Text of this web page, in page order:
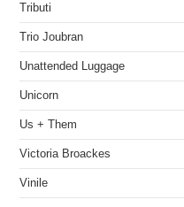
Tributi
Trio Joubran
Unattended Luggage
Unicorn
Us + Them
Victoria Broackes
Vinile